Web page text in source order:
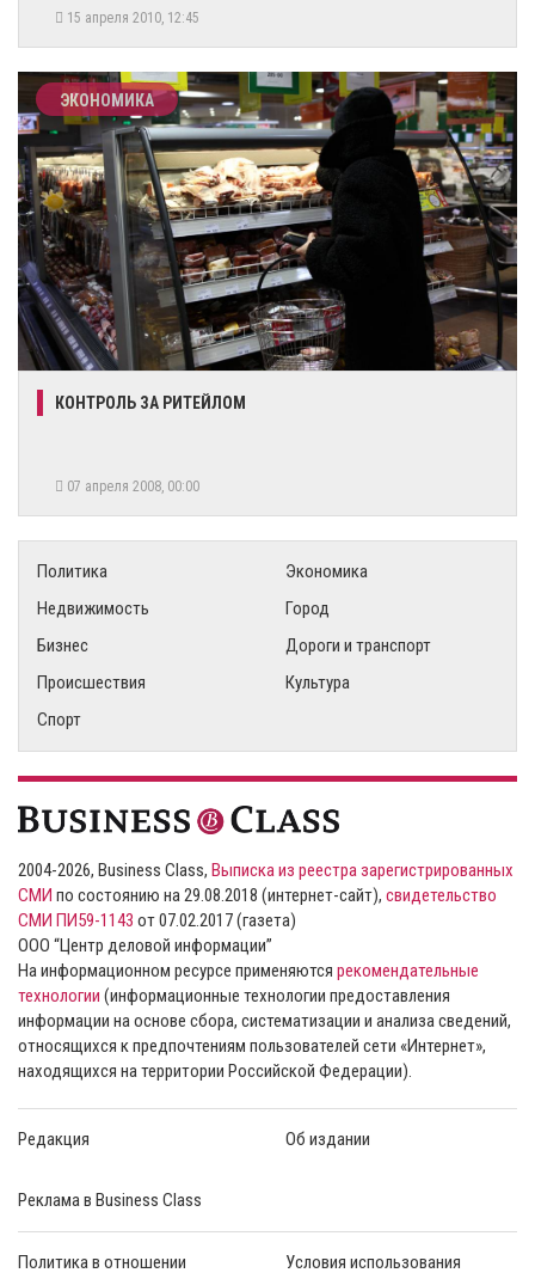
15 апреля 2010, 12:45
ЭКОНОМИКА
КОНТРОЛЬ ЗА РИТЕЙЛОМ
07 апреля 2008, 00:00
Политика
Экономика
Недвижимость
Город
Бизнес
Дороги и транспорт
Происшествия
Культура
Спорт
2004-2026, Business Class, Выписка из реестра зарегистрированных
СМИ по состоянию на 29.08.2018 (интернет-сайт), свидетельство
СМИ ПИ59-1143 от 07.02.2017 (газета)
ООО “Центр деловой информации”
На информационном ресурсе применяются рекомендательные
технологии (информационные технологии предоставления
информации на основе сбора, систематизации и анализа сведений,
относящихся к предпочтениям пользователей сети «Интернет»,
находящихся на территории Российской Федерации).
Редакция Об издании
Реклама в Business Class
Политика в отношении
Условия использования